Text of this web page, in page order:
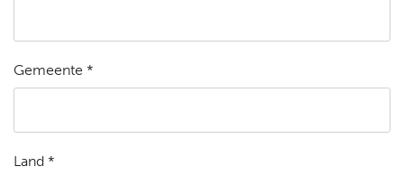
Gemeente *
Land *